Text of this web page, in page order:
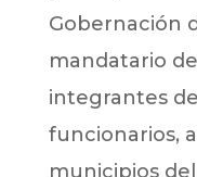
Gobernación
mandatario
integrantes
funcionarios,
municipios